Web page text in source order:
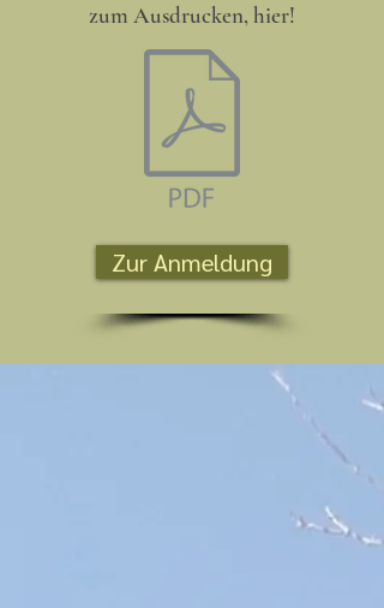
zum Ausdrucken, hier!
Zur Anmeldung